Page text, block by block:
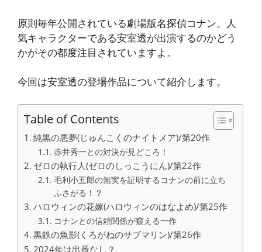
原則毎年公開されている劇場版名探偵コナン。人
気キャラクターである安室透が出演するのかどう
かがその都度注目されていますよ。
今回は安室透の登場作品について紹介します。
Table of Contents
純黒の悪夢(じゅんこくのナイトメア)/第20作
赤井秀一との対決が見どころ！
ゼロの執行人(ゼロのしっこうにん)/第22作
毛利小五郎の無実を証明するコナンの前に立ち
ふさがる！？
ハロウィンの花嫁(ハロウィンのはなよめ)/第25作
コナンとの信頼関係が窺える一作
黒鉄の魚影(くろがねのサブマリン)/第26作
2024年は出番なし？